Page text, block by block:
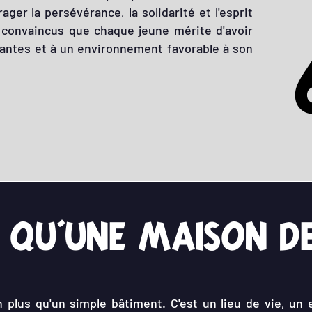
la persévérance, la solidarité et l'esprit
que chaque jeune mérite d'avoir
et à un environnement favorable à son
maison
qu'un simple bâtiment. C'est un lieu de vie, un